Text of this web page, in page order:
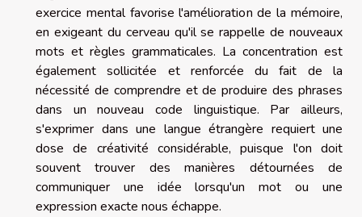
exercice mental favorise l'amélioration de la mémoire,
en exigeant du cerveau qu'il se rappelle de nouveaux
mots et règles grammaticales. La concentration est
également sollicitée et renforcée du fait de la
nécessité de comprendre et de produire des phrases
dans un nouveau code linguistique. Par ailleurs,
s'exprimer dans une langue étrangère requiert une
dose de créativité considérable, puisque l'on doit
souvent trouver des manières détournées de
communiquer une idée lorsqu'un mot ou une
expression exacte nous échappe.